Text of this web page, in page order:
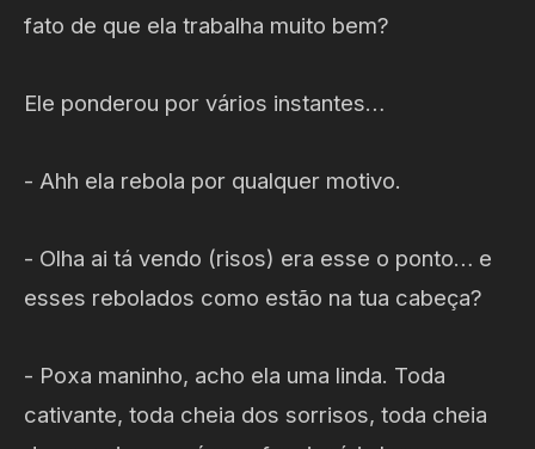
fato de que ela trabalha muito bem?
Ele ponderou por vários instantes…
- Ahh ela rebola por qualquer motivo.
- Olha ai tá vendo (risos) era esse o ponto… e
esses rebolados como estão na tua cabeça?
- Poxa maninho, acho ela uma linda. Toda
cativante, toda cheia dos sorrisos, toda cheia